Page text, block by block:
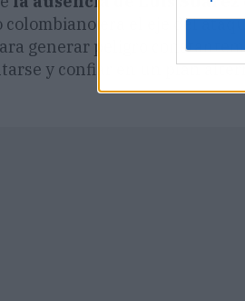
era el eje del
generar peligro
y confiar en un plan